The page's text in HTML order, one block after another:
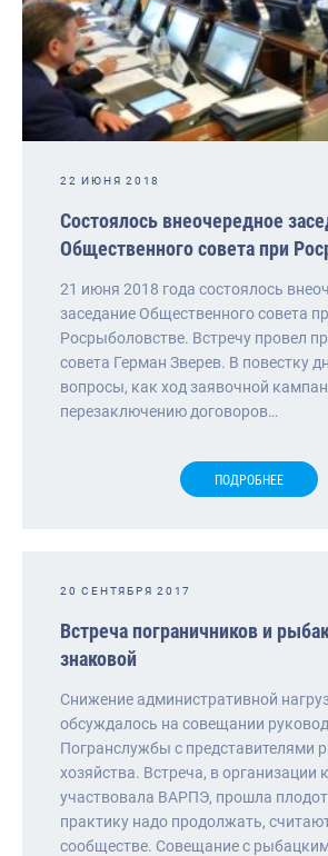
22 ИЮНЯ 2018
Состоялось внеочередное
Общественного совета при
21 июня 2018 года состоялось
заседание Общественного совета
Росрыболовстве. Встречу провел
совета Герман Зверев. В повестку
вопросы, как ход заявочной
перезаключению договоров…
ПОДРОБНЕЕ
20 СЕНТЯБРЯ 2017
Встреча пограничников и
знаковой
Снижение административной
обсуждалось на совещании
Погранслужбы с представителями
хозяйства. Встреча, в организации
участвовала ВАРПЭ, прошла
практику надо продолжать,
сообществе. Совещание с